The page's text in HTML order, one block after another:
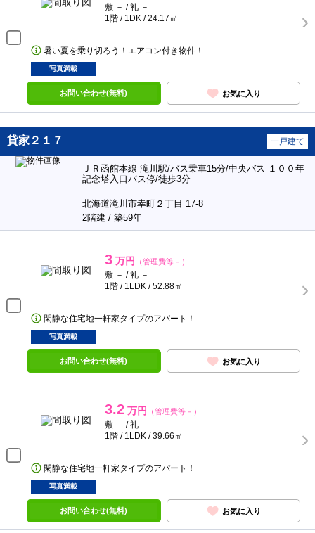
敷 － / 礼 －
1階 / 1DK / 24.17㎡
暑い夏を乗り切ろう！エアコン付き物件！
写真満載
お問い合わせ(無料) お気に入り
貸家２１７ 一戸建て
ＪＲ函館本線 滝川駅/バス乗車15分/中央バス １００年
記念塔入口バス停/徒歩3分
北海道滝川市幸町２丁目 17-8
2階建 / 築59年
3 万円 （管理費等－）
敷 － / 礼 －
1階 / 1LDK / 52.88㎡
閑静な住宅地一軒家タイプのアパート！
写真満載
お問い合わせ(無料) お気に入り
3.2 万円 （管理費等－）
敷 － / 礼 －
1階 / 1LDK / 39.66㎡
閑静な住宅地一軒家タイプのアパート！
写真満載
お問い合わせ(無料) お気に入り